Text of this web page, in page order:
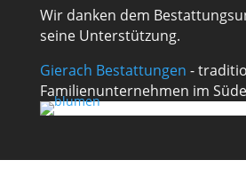
Wir danken dem
seine Unterstützung.
Gierach Bestattungen -
Familienunternehmen im